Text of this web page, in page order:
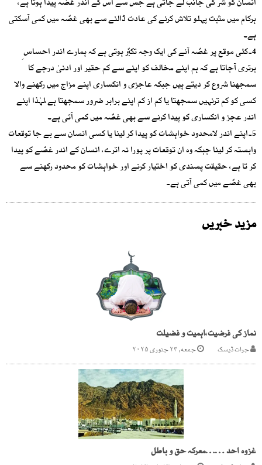
ہرکام میں مثبت پہلو تلاش کرنے کی عادت ڈالنے سے بھی غصّہ میں کمی آسکتی
ہے۔
4۔کئی موقع پر غصّہ آنے کی ایک وجہ تکبّر ہوتی ہے کہ ہمارے اندر احساس ِ
برتری آجاتا ہے کہ ہم اپنے مخالف کو اپنے سے کم حقیر اور ادنیٰ درجے کا
سمجھنا شروع کر دیتے ہیں جبکہ عاجزی و انکساری اپنے مزاج میں رکھنے والا
کسی کو کم ترنہیں سمجھتا یا کم از کم اپنے برابر ضرور سمجھتا ہے،لہٰذا اپنے
اندر عجز و انکساری کو پیدا کرنے سے بھی غصّہ میں کمی آتی ہے۔
5۔اپنے اندر لامحدود خواہشات کو پیدا کر لینا یا کسی انسان سے بے جا توقعات
وابستہ کر لینا جبکہ وہ ان توقعات پر پورا نہ اترے، انسان کے اندر غصّے کو پیدا
کر تا ہے، حقیقت پسندی کو اختیار کرنے اور خواہشات کو محدود رکھنے سے
بھی غصّے میں کمی آتی ہے۔
مزید خبریں
نماز کی فرضیت،اہمیت و فضیلت
جرات ڈیسک جمعه, ۲۴ جنوری ۲۰۲۵
غزوہ احد ……معرکہ حق و باطل